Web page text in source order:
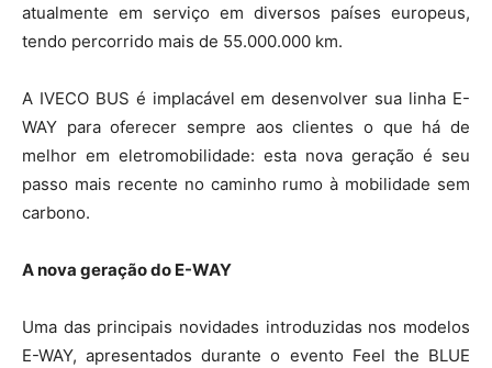
atualmente em serviço em diversos países europeus,
tendo percorrido mais de 55.000.000 km.
A IVECO BUS é implacável em desenvolver sua linha E-
WAY para oferecer sempre aos clientes o que há de
melhor em eletromobilidade: esta nova geração é seu
passo mais recente no caminho rumo à mobilidade sem
carbono.
A nova geração do E-WAY
Uma das principais novidades introduzidas nos modelos
E-WAY, apresentados durante o evento Feel the BLUE